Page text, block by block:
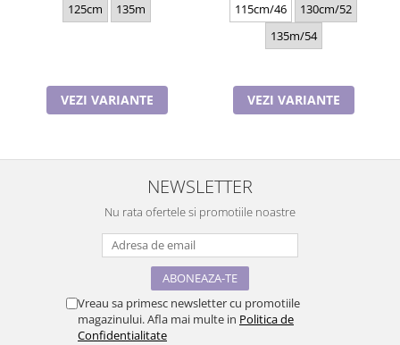
125cm
135m
VEZI VARIANTE
115cm/46
130cm/52
135m/54
VEZI VARIANTE
NEWSLETTER
Nu rata ofertele si promotiile noastre
Vreau sa primesc newsletter cu promotiile
magazinului. Afla mai multe in Politica de
Confidentialitate